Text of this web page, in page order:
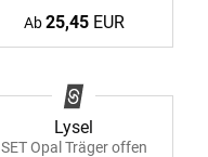
Ab25,45EUR
Lysel
SET Opal Träger offen